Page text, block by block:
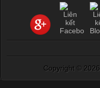
Copyright ©